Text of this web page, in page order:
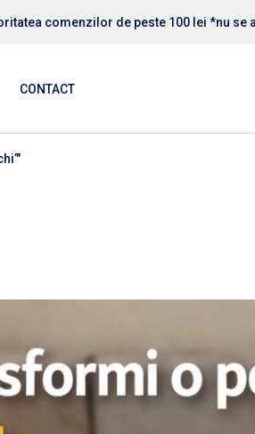
comenzilor de peste 100 lei *nu
CONTACT